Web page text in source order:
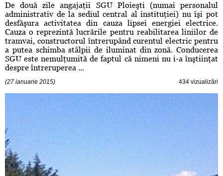
De două zile angajaţii SGU Ploieşti (numai personalul
administrativ de la sediul central al instituţiei) nu îşi pot
desfăşura activitatea din cauza lipsei energiei electrice.
Cauza o reprezintă lucrările pentru reabilitarea liniilor de
tramvai, constructorul întrerupând curentul electric pentru
a putea schimba stâlpii de iluminat din zonă. Conducerea
SGU este nemulţumită de faptul că nimeni nu i-a înştiinţat
despre întreruperea ...
(27 ianuarie 2015) 434 vizualizări